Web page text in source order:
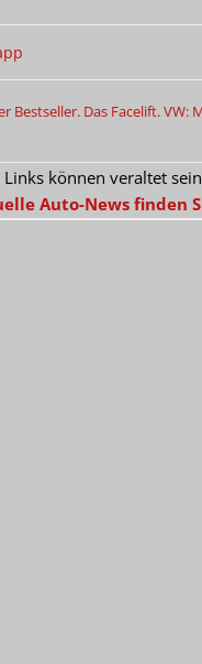
Bestseller. Das Facelift.VW:
können veraltet
Auto-News finden